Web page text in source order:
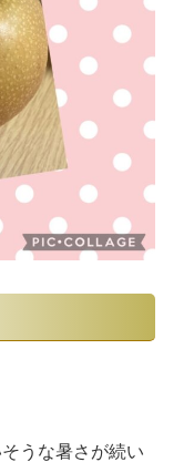
うな暑さが続い